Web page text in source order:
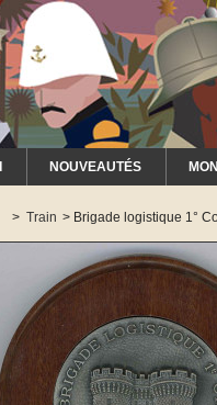
NOUVEAUTÉS
> Train > Brigade logistique 1°